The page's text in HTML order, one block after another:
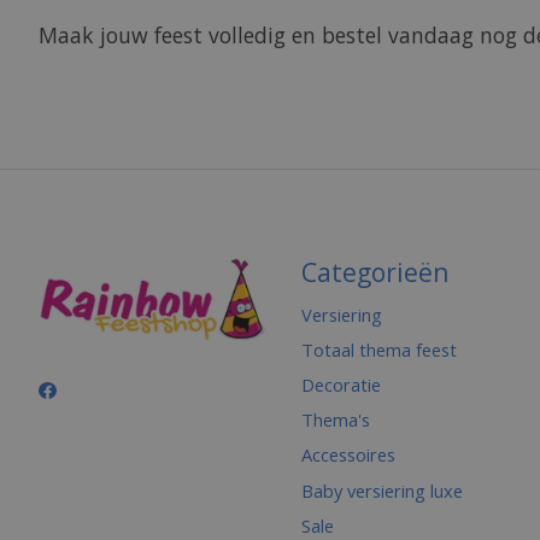
Maak jouw feest volledig en bestel vandaag nog
Categorieën
Versiering
Totaal thema feest
Decoratie
Thema's
Accessoires
Baby versiering luxe
Sale